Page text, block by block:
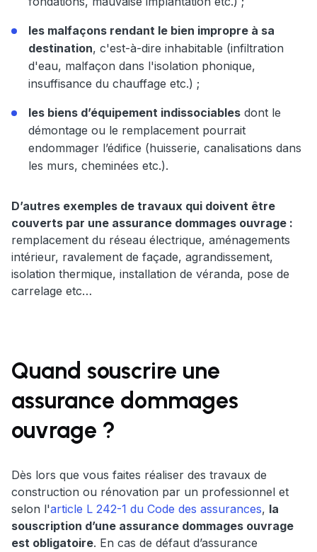
les malfaçons rendant le bien impropre à sa
destination, c'est-à-dire inhabitable (infiltration
d'eau, malfaçon dans l'isolation phonique,
insuffisance du chauffage etc.) ;
les biens d’équipement indissociables dont le
démontage ou le remplacement pourrait
endommager l’édifice (huisserie, canalisations dans
les murs, cheminées etc.).
D’autres exemples de travaux qui doivent être
couverts par une assurance dommages ouvrage :
remplacement du réseau électrique, aménagements
intérieur, ravalement de façade, agrandissement,
isolation thermique, installation de véranda, pose de
carrelage etc…
Quand souscrire une
assurance dommages
ouvrage ?
Dès lors que vous faites réaliser des travaux de
construction ou rénovation par un professionnel et
selon l'article L 242-1 du Code des assurances, la
souscription d’une assurance dommages ouvrage
est obligatoire. En cas de défaut d’assurance